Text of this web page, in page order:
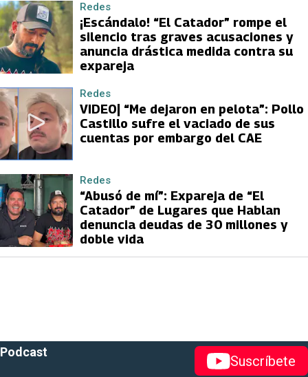
Redes
¡Escándalo! “El Catador” rompe el
silencio tras graves acusaciones y
anuncia drástica medida contra su
expareja
Redes
VIDEO| “Me dejaron en pelota”: Pollo
Castillo sufre el vaciado de sus
cuentas por embargo del CAE
Redes
“Abusó de mí”: Expareja de “El
Catador” de Lugares que Hablan
denuncia deudas de 30 millones y
doble vida
Podcast
Suscríbete